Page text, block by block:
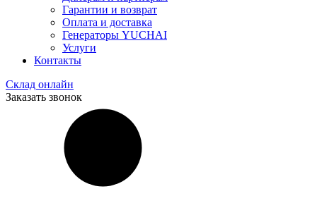
Гарантии и возврат
Оплата и доставка
Генераторы YUCHAI
Услуги
Контакты
Склад онлайн
Заказать звонок